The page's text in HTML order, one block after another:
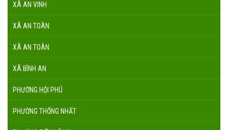
XÃ AN VINH
XÃ AN TOÀN
XÃ AN TOÀN
XÃ BÌNH AN
PHƯỜNG HỘI PHÚ
PHƯỜNG THỐNG NHẤT